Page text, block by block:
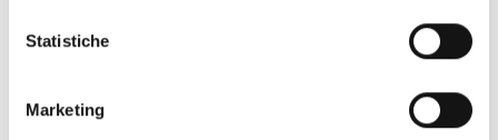
Statistiche
Marketing
brand: funzionalità, carattere e precisione